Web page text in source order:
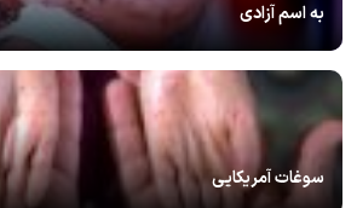
به اسم آزادی
سوغات آمریکایی